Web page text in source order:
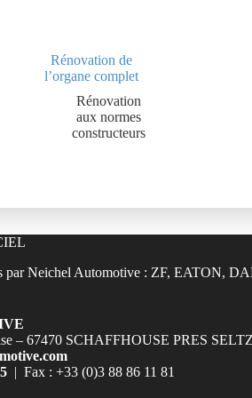
Rénovation de
l’organe complet
Rénovation
aux normes
constructeurs
– 67470 SCHAFFHOUSE PRES
| Fax : +33 (0)3 88 86 11 81